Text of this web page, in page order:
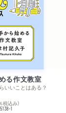
る作文教室
いいことはある？
税込み）
1